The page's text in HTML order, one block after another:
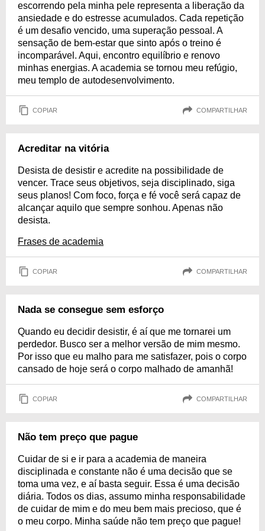
escorrendo pela minha pele representa a liberação da
ansiedade e do estresse acumulados. Cada repetição
é um desafio vencido, uma superação pessoal. A
sensação de bem-estar que sinto após o treino é
incomparável. Aqui, encontro equilíbrio e renovo
minhas energias. A academia se tornou meu refúgio,
meu templo de autodesenvolvimento.
COPIAR COMPARTILHAR
Acreditar na vitória
Desista de desistir e acredite na possibilidade de
vencer. Trace seus objetivos, seja disciplinado, siga
seus planos! Com foco, força e fé você será capaz de
alcançar aquilo que sempre sonhou. Apenas não
desista.
Frases de academia
COPIAR COMPARTILHAR
Nada se consegue sem esforço
Quando eu decidir desistir, é aí que me tornarei um
perdedor. Busco ser a melhor versão de mim mesmo.
Por isso que eu malho para me satisfazer, pois o corpo
cansado de hoje será o corpo malhado de amanhã!
COPIAR COMPARTILHAR
Não tem preço que pague
Cuidar de si e ir para a academia de maneira
disciplinada e constante não é uma decisão que se
toma uma vez, e aí basta seguir. Essa é uma decisão
diária. Todos os dias, assumo minha responsabilidade
de cuidar de mim e do meu bem mais precioso, que é
o meu corpo. Minha saúde não tem preço que pague!